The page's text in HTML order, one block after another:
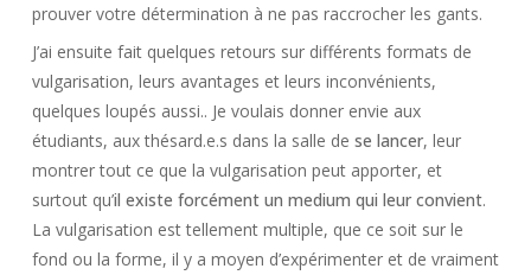
prouver votre détermination à ne pas raccrocher les gants.
J’ai ensuite fait quelques retours sur différents formats de
vulgarisation, leurs avantages et leurs inconvénients,
quelques loupés aussi.. Je voulais donner envie aux
étudiants, aux thésard.e.s dans la salle de se lancer, leur
montrer tout ce que la vulgarisation peut apporter, et
surtout qu’il existe forcément un medium qui leur convient.
La vulgarisation est tellement multiple, que ce soit sur le
fond ou la forme, il y a moyen d’expérimenter et de vraiment